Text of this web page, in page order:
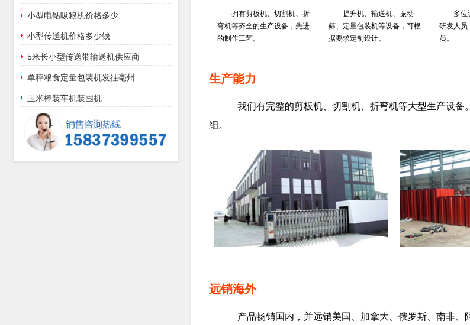
拥有剪板机、切割机、折
弯机等齐全的生产设备，先进
的制作工艺。
提升机、输送机、振动
筛、定量包装机等设备，可根
据要求定制设计。
多位
研发人员
员。
生产能力
我们有完整的剪板机、切割机、折弯机等大型生产设备
细。
远销海外
产品畅销国内，并远销美国、加拿大、俄罗斯、南非、
小型电钻吸粮机价格多少
小型传送机价格多少钱
5米长小型传送带输送机供应商
单秤粮食定量包装机发往亳州
玉米棒装车机装囤机